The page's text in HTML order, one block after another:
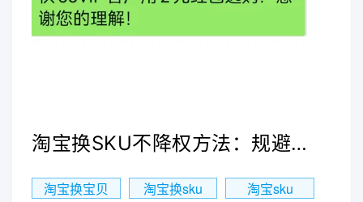
淘宝换SKU不降权方法：规避风险的5大核心步骤+3个禁忌
淘宝换宝贝 淘宝换sku 淘宝sku